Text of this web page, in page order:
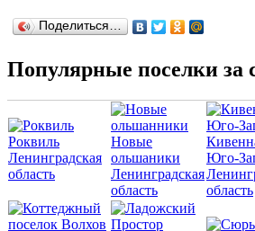
Поделиться…
Популярные поселки за
Роквиль
Ленинградская
область
Новые
ольшаники
Ленинградская
область
Юго-
область